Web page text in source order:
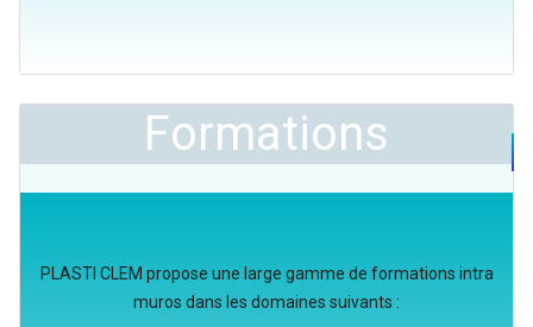
Formations
PLASTI CLEM propose une large gamme de formations intra
muros dans les domaines suivants :